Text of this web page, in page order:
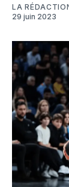
LA
29 juin 2023